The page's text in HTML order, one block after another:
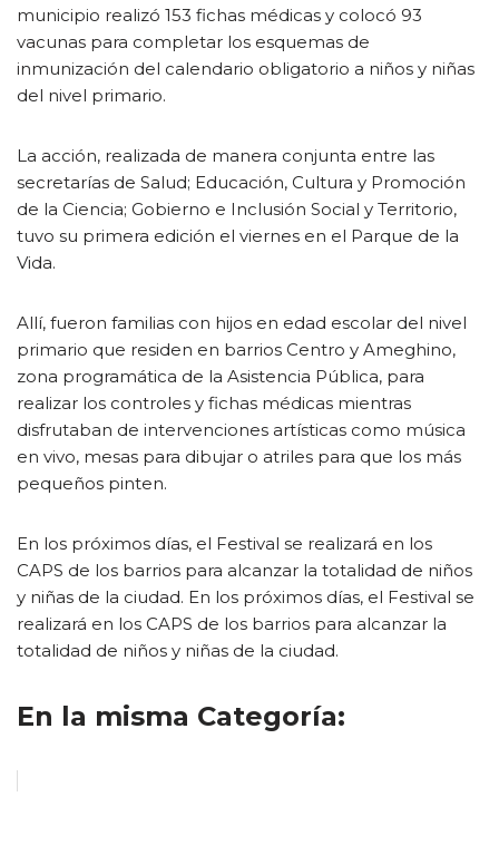
municipio realizó 153 fichas médicas y colocó 93
vacunas para completar los esquemas de
inmunización del calendario obligatorio a niños y niñas
del nivel primario.
La acción, realizada de manera conjunta entre las
secretarías de Salud; Educación, Cultura y Promoción
de la Ciencia; Gobierno e Inclusión Social y Territorio,
tuvo su primera edición el viernes en el Parque de la
Vida.
Allí, fueron familias con hijos en edad escolar del nivel
primario que residen en barrios Centro y Ameghino,
zona programática de la Asistencia Pública, para
realizar los controles y fichas médicas mientras
disfrutaban de intervenciones artísticas como música
en vivo, mesas para dibujar o atriles para que los más
pequeños pinten.
En los próximos días, el Festival se realizará en los
CAPS de los barrios para alcanzar la totalidad de niños
y niñas de la ciudad. En los próximos días, el Festival se
realizará en los CAPS de los barrios para alcanzar la
totalidad de niños y niñas de la ciudad.
En la misma Categoría: